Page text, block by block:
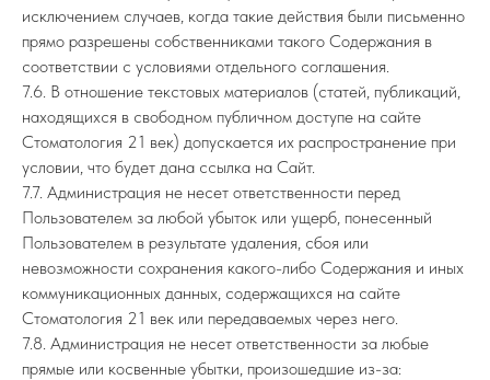
исключением случаев, когда такие действия были письменно
прямо разрешены собственниками такого Содержания в
соответствии с условиями отдельного соглашения.
7.6. В отношение текстовых материалов (статей, публикаций,
находящихся в свободном публичном доступе на сайте
Стоматология 21 век) допускается их распространение при
условии, что будет дана ссылка на Сайт.
7.7. Администрация не несет ответственности перед
Пользователем за любой убыток или ущерб, понесенный
Пользователем в результате удаления, сбоя или
невозможности сохранения какого-либо Содержания и иных
коммуникационных данных, содержащихся на сайте
Стоматология 21 век или передаваемых через него.
7.8. Администрация не несет ответственности за любые
прямые или косвенные убытки, произошедшие из-за: